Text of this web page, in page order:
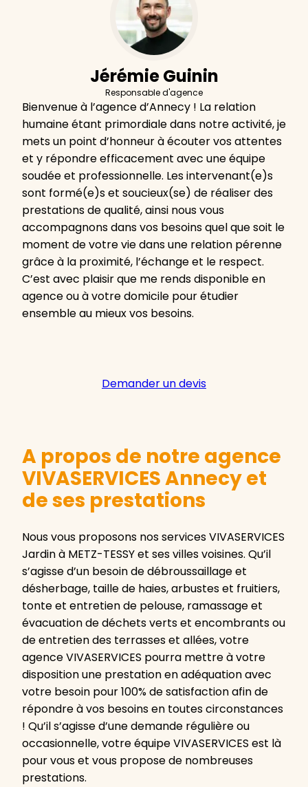
Jérémie Guinin
Responsable d'agence
Bienvenue à l’agence d’Annecy ! La relation
humaine étant primordiale dans notre activité, je
mets un point d’honneur à écouter vos attentes
et y répondre efficacement avec une équipe
soudée et professionnelle. Les intervenant(e)s
sont formé(e)s et soucieux(se) de réaliser des
prestations de qualité, ainsi nous vous
accompagnons dans vos besoins quel que soit le
moment de votre vie dans une relation pérenne
grâce à la proximité, l’échange et le respect.
C’est avec plaisir que me rends disponible en
agence ou à votre domicile pour étudier
ensemble au mieux vos besoins.
Demander un devis
A propos de notre agence
VIVASERVICES Annecy et
de ses prestations
Nous vous proposons nos services VIVASERVICES
Jardin à METZ-TESSY et ses villes voisines. Qu’il
s’agisse d’un besoin de débroussaillage et
désherbage, taille de haies, arbustes et fruitiers,
tonte et entretien de pelouse, ramassage et
évacuation de déchets verts et encombrants ou
de entretien des terrasses et allées, votre
agence VIVASERVICES pourra mettre à votre
disposition une prestation en adéquation avec
votre besoin pour 100% de satisfaction afin de
répondre à vos besoins en toutes circonstances
! Qu’il s’agisse d’une demande régulière ou
occasionnelle, votre équipe VIVASERVICES est là
pour vous et vous propose de nombreuses
prestations.